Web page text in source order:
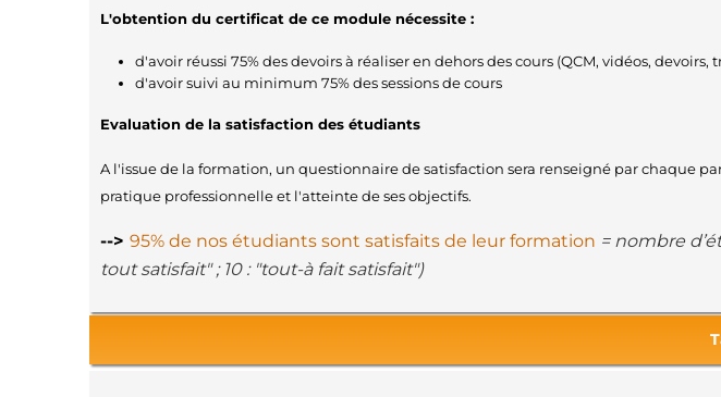
L'obtention du certificat de ce module nécessite :
d'avoir réussi 75% des devoirs à réaliser en dehors des cours (QCM, vidéos, devoirs,
d'avoir suivi au minimum 75% des sessions de cours
Evaluation de la satisfaction des étudiants
A l'issue de la formation, un questionnaire de satisfaction sera renseigné par chaque
pratique professionnelle et l'atteinte de ses objectifs.
--> 95% de nos étudiants sont satisfaits de leur formation = nombre
tout satisfait" ; 10 : "tout-à fait satisfait")